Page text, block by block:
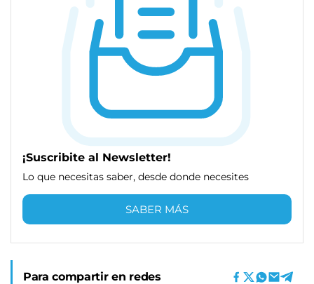
¡Suscribite al Newsletter!
Lo que necesitas saber, desde donde necesites
SABER MÁS
Para compartir en redes